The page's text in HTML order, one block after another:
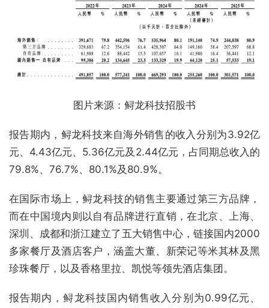
图片来源：鲟龙科技招股书
报告期内，鲟龙科技来自海外销售的收入分别为3.92亿
元、4.43亿元、5.36亿元及2.44亿元，占同期总收入的
79.8%、76.7%、80.1%及80.9%。
在国际市场上，鲟龙科技的销售主要通过第三方品牌，
而在中国境内则以自有品牌进行直销，在北京、上海、
深圳、成都和浙江建立了五大销售中心，链接国内2000
多家餐厅及酒店客户，涵盖大董、新荣记等米其林及黑
珍珠餐厅，以及香格里拉、凯悦等领先酒店集团。
报告期内，鲟龙科技国内销售收入分别为0.99亿元、